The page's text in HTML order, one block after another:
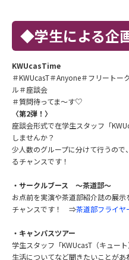
◆学生による企
KWUcasTime
＃KWUcasT＃Anyone＃フリートー
ル＃座談会
＃質問待ってま～す♡
〈第2弾！〉
座談会形式で在学生スタッフ「
しませんか？
少人数のグループに分けて行うの
るチャンスです！
・サークルブース ～茶道部～
お点前を実演や茶道部紹介誌の展
チャンスです！ ⇒茶道部フライヤ
・キャンパスツアー
学生スタッフ「KWUcasT（キュー
生活についてなど聞きたいことがあ